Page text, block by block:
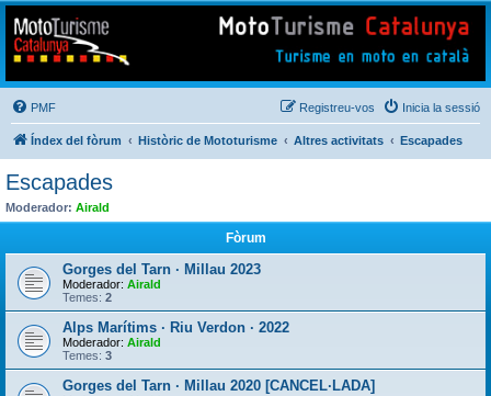
Mototurisme
Turisme en moto en català
PMF Inicia la sessió
Registreu-vos
Índex del fòrum Històric de Mototurisme Altres activitats Escapades
Escapades
Moderador: Airald
Fòrum
Gorges del Tarn · Millau 2023
Moderador: Airald
Temes: 2
Alps Marítims · Riu Verdon · 2022
Moderador: Airald
Temes: 3
Gorges del Tarn · Millau 2020 [CANCEL·LADA]